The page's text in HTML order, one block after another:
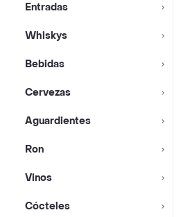
Entradas
Whiskys
Bebidas
Cervezas
Aguardientes
Ron
Vinos
Cócteles